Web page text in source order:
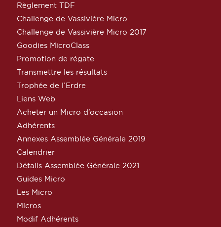
Règlement TDF
Challenge de Vassivière Micro
Challenge de Vassivière Micro 2017
Goodies MicroClass
Promotion de régate
Transmettre les résultats
Trophée de l’Erdre
Liens Web
Acheter un Micro d’occasion
Adhérents
Annexes Assemblée Générale 2019
Calendrier
Détails Assemblée Générale 2021
Guides Micro
Les Micro
Micros
Modif Adhérents